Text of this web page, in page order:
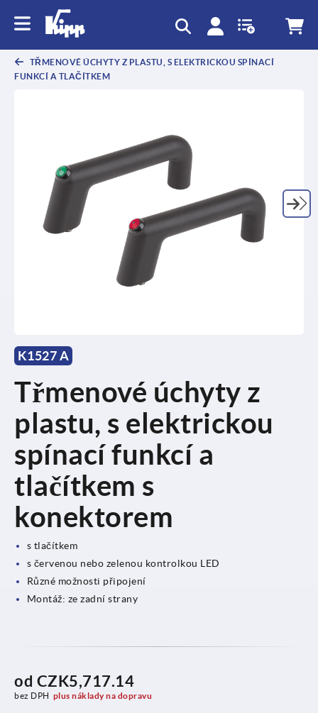
TŘMENOVÉ ÚCHYTY Z PLASTU, S ELEKTRICKOU SPÍNACÍ
FUNKCÍ A TLAČÍTKEM
K1527 A
Třmenové úchyty z
plastu, s elektrickou
spínací funkcí a
tlačítkem s
konektorem
s tlačítkem
s červenou nebo zelenou kontrolkou LED
Různé možnosti připojení
Montáž: ze zadní strany
od CZK5,717.14
bez DPH plus náklady na dopravu